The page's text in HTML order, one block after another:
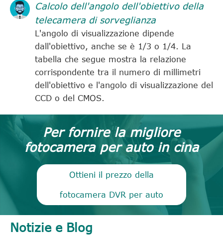
Calcolo dell'angolo dell'obiettivo della
telecamera di sorveglianza
L'angolo di visualizzazione dipende
dall'obiettivo, anche se è 1/3 o 1/4. La
tabella che segue mostra la relazione
corrispondente tra il numero di millimetri
dell'obiettivo e l'angolo di visualizzazione del
CCD o del CMOS.
Per fornire la migliore
fotocamera per auto in cina
Ottieni il prezzo della
fotocamera DVR per auto
Notizie e Blog